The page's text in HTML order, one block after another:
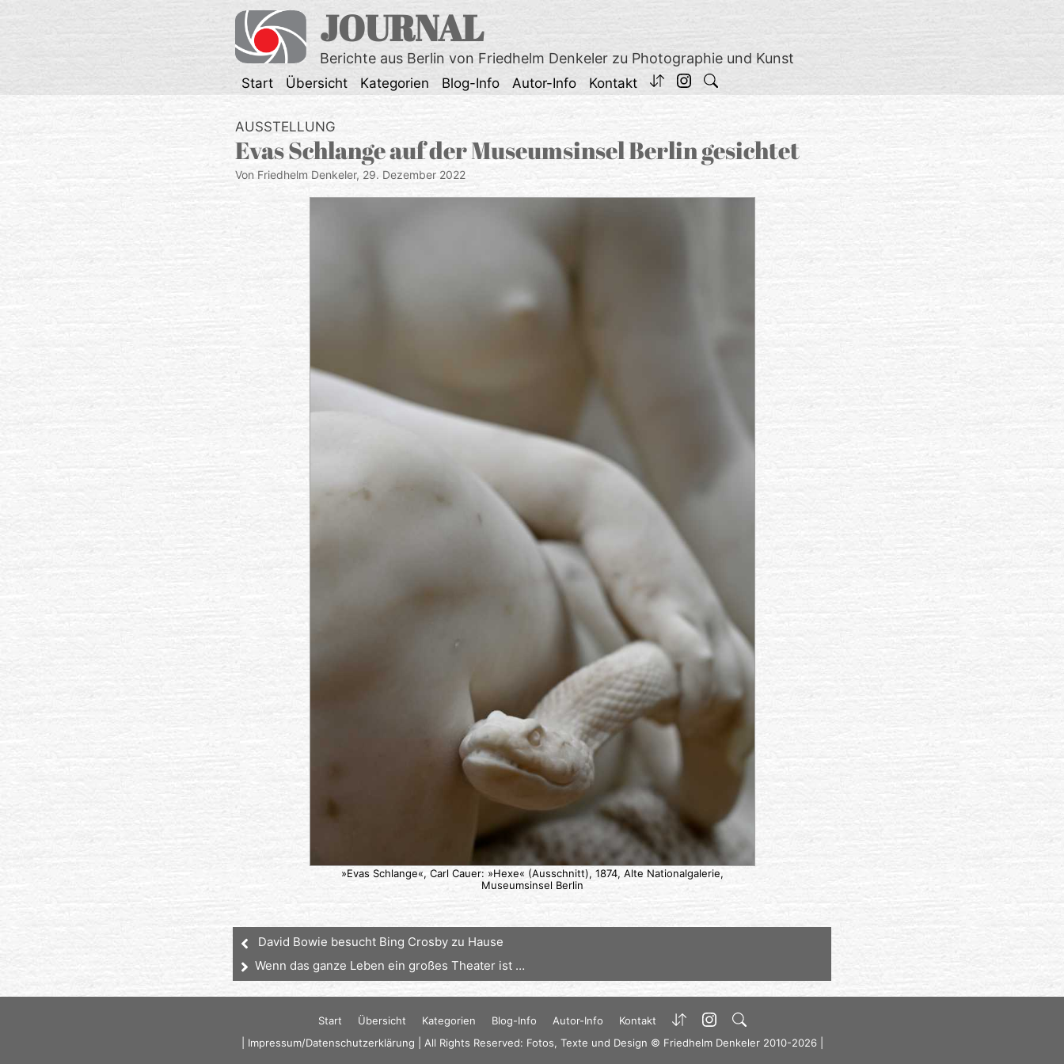
JOURNAL
Berichte aus Berlin von Friedhelm Denkeler zu Photographie und Kunst
Start Übersicht Kategorien Blog-Info Autor-Info Kontakt
AUSSTELLUNG
Evas Schlange auf der Museumsinsel Berlin gesichtet
Von Friedhelm Denkeler, 29. Dezember 2022
»Evas Schlange«, Carl Cauer: »Hexe« (Ausschnitt), 1874, Alte Nationalgalerie,
Museumsinsel Berlin
David Bowie besucht Bing Crosby zu Hause
Wenn das ganze Leben ein großes Theater ist …
Start Übersicht Kategorien Blog-Info Autor-Info
Kontakt
Impressum/Datenschutzerklärung | All Rights Reserved: Fotos, Texte und Design © Friedhelm Denkeler 2010-2026 |